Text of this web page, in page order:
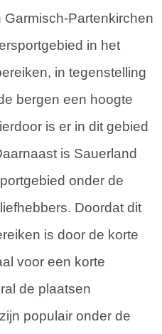
Partenkirchen
in het
in tegenstelling
bergen een hoogte
is er in dit gebied
is Sauerland
onder de
Doordat dit
is door de korte
voor een korte
de plaatsen
populair onder de